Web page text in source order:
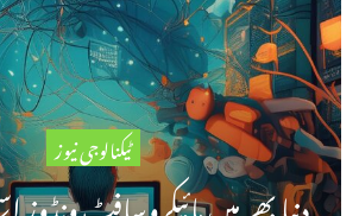
ٹیکنالوجی نیوز